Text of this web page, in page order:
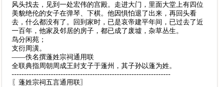
风头找去，见到一处宏伟的宫殿。走进大门，里面大堂上有四位
美貌绝伦的女子在弹琴、下棋。他因惧怕退了出来，再回头看
去，什么都没有了。回到家时，已是哀帝建平年间，已过去了近
一百年，他家及邻居的房子，都已成了废墟，杂草丛生。
鸟分闲苑；
支衍周潢。
——佚名撰蓬姓宗祠通用联
全联典指周朝周成王封支子于蓬州，其子孙以蓬为姓。
-----------------------------------------------------------------
〖蓬姓宗祠五言通用联〗